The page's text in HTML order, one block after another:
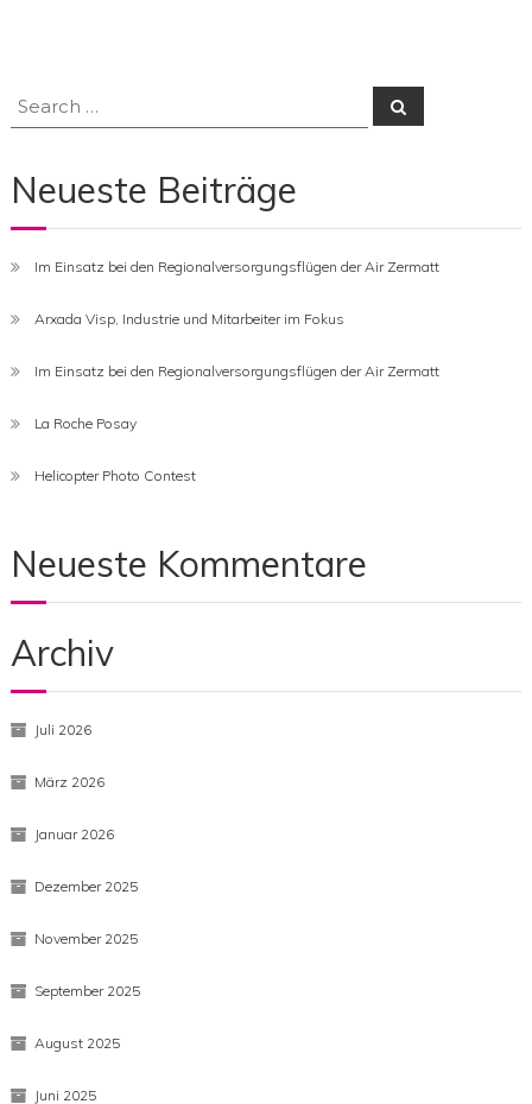
Search
for:
Im Einsatz bei den Regionalversorgungsflügen der Air Zermatt
Arxada Visp, Industrie und Mitarbeiter im Fokus
Im Einsatz bei den Regionalversorgungsflügen der Air Zermatt
Helicopter Photo Contest
Neueste Kommentare
Juli 2026
März 2026
Januar 2026
Dezember 2025
November 2025
September 2025